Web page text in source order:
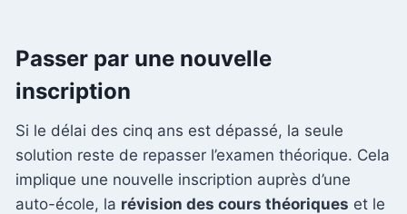
Passer par une nouvelle
inscription
Si le délai des cinq ans est dépassé, la seule
solution reste de repasser l’examen théorique. Cela
implique une nouvelle inscription auprès d’une
auto-école, la révision des cours théoriques et le